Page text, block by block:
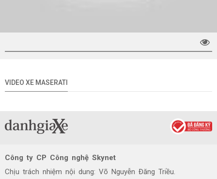
VIDEO XE MASERATI
Công ty CP Công nghệ Skynet
Chịu trách nhiệm nội dung: Võ Nguyễn Đăng Triều.